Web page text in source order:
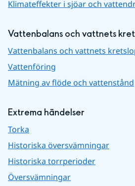
Klimateffekter i sjöar och
Vattenbalans och vattnets
Vattenbalans och vattnets
Vattenföring
Mätning av flöde och vattenstånd
Extrema händelser
Torka
Historiska översvämningar
Historiska torrperioder
Översvämningar